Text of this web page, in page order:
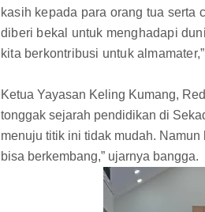
kasih kepada para orang tua serta
diberi bekal untuk menghadapi
kita berkontribusi untuk
Ketua Yayasan Keling Kumang,
tonggak sejarah pendidikan di
menuju titik ini tidak mudah.
bisa berkembang,” ujarnya bangga.